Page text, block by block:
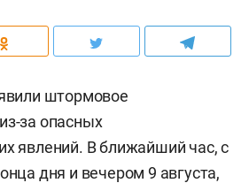
штормовое
за опасных
явлений. В ближайший час, с
дня и вечером 9 августа,